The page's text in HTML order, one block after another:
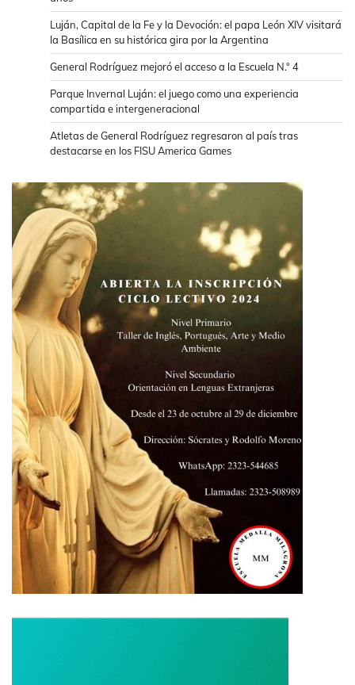
Luján, Capital de la Fe y la Devoción: el papa León XIV visitará
la Basílica en su histórica gira por la Argentina
General Rodríguez mejoró el acceso a la Escuela N.° 4
Parque Invernal Luján: el juego como una experiencia
compartida e intergeneracional
Atletas de General Rodríguez regresaron al país tras
destacarse en los FISU America Games